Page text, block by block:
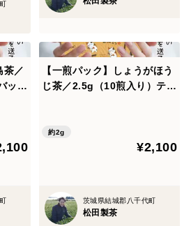
り）推定値
たんぱく質1.9ｇ 脂質6.4ｇ
当量0.03ｇ
茶／
ッグ
ト
ギ
【一煎パック】しょうがほう
じ茶／2.5g（10煎入り）ティ
の気持ち プレゼント クリッ
クポスト ギフト包装可 TBG-
約2g
¥2,100
茨城県結城郡八千代町
松田製茶